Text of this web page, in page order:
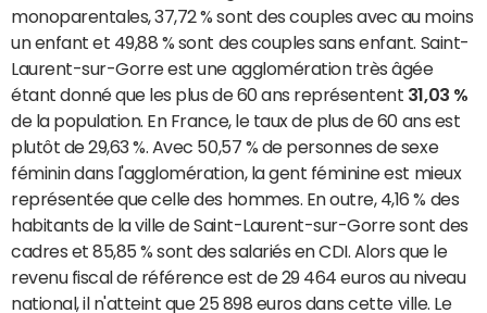
monoparentales, 37,72 % sont des couples avec au moins
un enfant et 49,88 % sont des couples sans enfant. Saint-
Laurent-sur-Gorre est une agglomération très âgée
étant donné que les plus de 60 ans représentent 31,03 %
de la population. En France, le taux de plus de 60 ans est
plutôt de 29,63 %. Avec 50,57 % de personnes de sexe
féminin dans l'agglomération, la gent féminine est mieux
représentée que celle des hommes. En outre, 4,16 % des
habitants de la ville de Saint-Laurent-sur-Gorre sont des
cadres et 85,85 % sont des salariés en CDI. Alors que le
revenu fiscal de référence est de 29 464 euros au niveau
national, il n'atteint que 25 898 euros dans cette ville. Le